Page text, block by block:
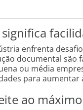
enfrenta
documental são
ou média
para aumentar
ao